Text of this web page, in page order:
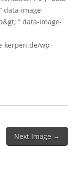
data-image-
” data-image-
kerpen.de/wp-
Next Image →